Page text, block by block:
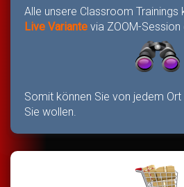
Alle unsere Classroom Trainings
Live Variante via ZOOM-
Somit können Sie von jedem
Sie wollen.